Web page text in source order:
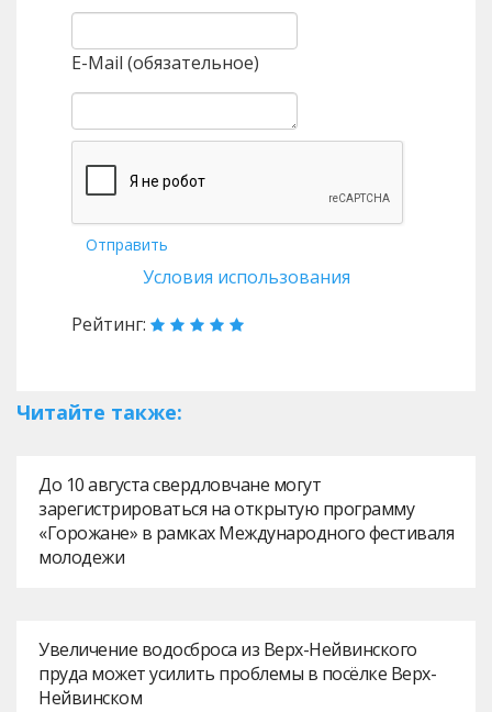
E-Mail (обязательное)
Отправить
Условия использования
Рейтинг:
Читайте также:
До 10 августа свердловчане могут
зарегистрироваться на открытую программу
«Горожане» в рамках Международного фестиваля
молодежи
Увеличение водосброса из Верх-Нейвинского
пруда может усилить проблемы в посёлке Верх-
Нейвинском